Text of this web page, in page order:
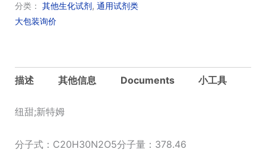
特
姆
分类： 其他生化试剂 , 通用试剂类
大包装询价
描述 其他信息 Documents 小工具
纽甜;新特姆
分子式：C20H30N2O5分子量：378.46